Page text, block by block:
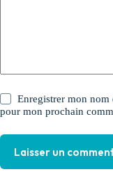
Enregistrer mon nom
pour mon prochain
Laisser un